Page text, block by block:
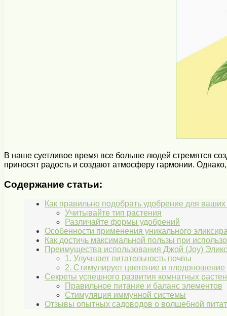
В наше суетливое время все больше людей стремятся
приносят радость и создают атмосферу гармонии.
Содержание статьи:
Как правильно подобрать удобрение для
Учитывайте тип растения
Различайте формы удобрений
Особенности применения уникального
Как достичь максимальной пользы при
Преимущества использования Джой (Joy)
1. Улучшает питательность почвы
2. Стимулирует цветение и плодоношение
Секреты успешного развития комнатных
Правильное питание и баланс элементов
Стимуляция иммунной системы
Отзывы опытных садоводов о волшебной